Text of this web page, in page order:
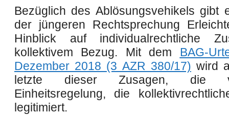
Bezüglich des Ablösungsvehikels gibt
der jüngeren Rechtsprechung
Hinblick auf individualrechtliche
kollektivem Bezug. Mit dem BAG-
Dezember 2018 (3 AZR 380/17) wird
letzte dieser Zusagen, die
Einheitsregelung, die
legitimiert.